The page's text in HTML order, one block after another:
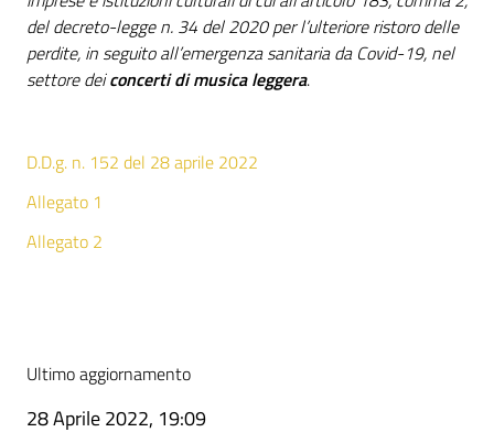
del decreto-legge n. 34 del 2020 per l’ulteriore ristoro delle
perdite, in seguito all’emergenza sanitaria da Covid-19, nel
settore deiconcerti di musica leggera.
D.D.g. n. 152 del 28 aprile 2022
Allegato 1
Allegato 2
Ultimo aggiornamento
28 Aprile 2022, 19:09